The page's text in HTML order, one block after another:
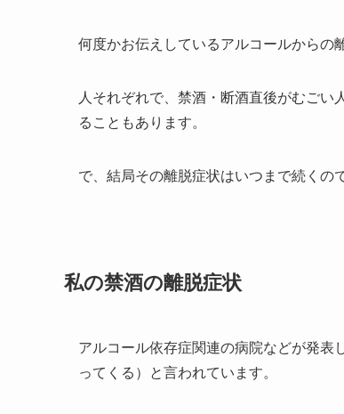
何度かお伝えしているアルコールからの
人それぞれで、禁酒・断酒直後がむご
ることもあります。
で、結局その離脱症状はいつまで続くの
私の禁酒の離脱症状
アルコール依存症関連の病院などが発表
ってくる）と言われています。